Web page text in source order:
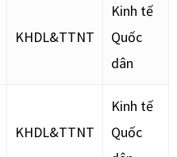
KHDL&TTNT
Kinh tế
Quốc
dân
KHDL&TTNT
Kinh tế
Quốc